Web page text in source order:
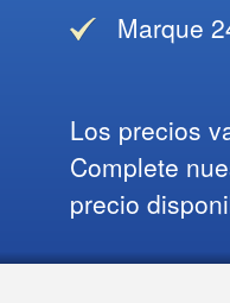
Marque
Los precios
Complete
precio